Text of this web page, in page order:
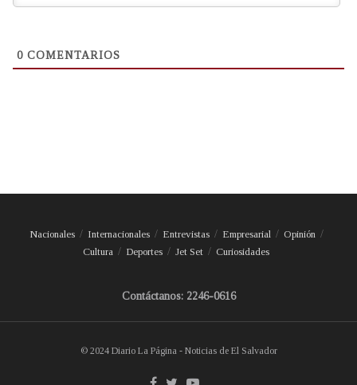
0 COMENTARIOS
Nacionales Internacionales Entrevistas Empresarial
Opinión
Cultura
Deportes Jet Set Curiosidades
Contáctanos: 2246-0616
© 2024 Diario La Página - Noticias de El Salvador